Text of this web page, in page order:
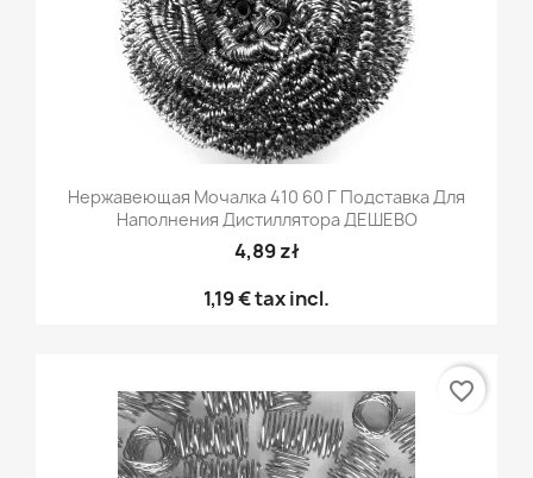
Нержавеющая Мочалка 410 60 Г Подставка Для
Наполнения Дистиллятора ДЕШЕВО
4,89 zł
1,19 €tax incl.
favorite_border